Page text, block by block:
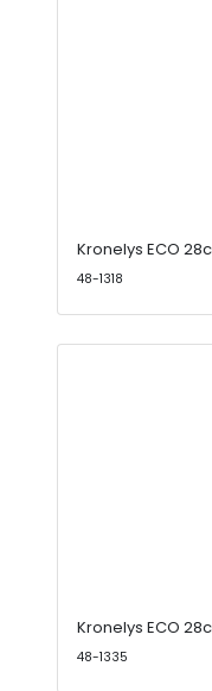
Kronelys ECO
48-1318
Kronelys ECO
48-1335